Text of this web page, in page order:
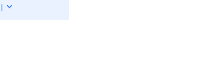
호한다고 말하는데, 누가 하나님의 부담을 생각했
킬까 봐 겁이 났습니다. 늘 제 이익만 챙기느라, 원